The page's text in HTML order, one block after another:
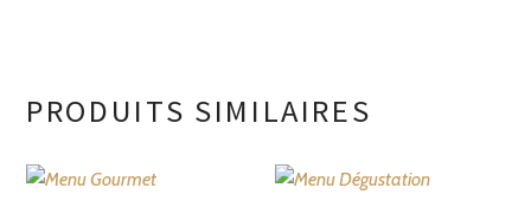
PRODUITS SIMILAIRES